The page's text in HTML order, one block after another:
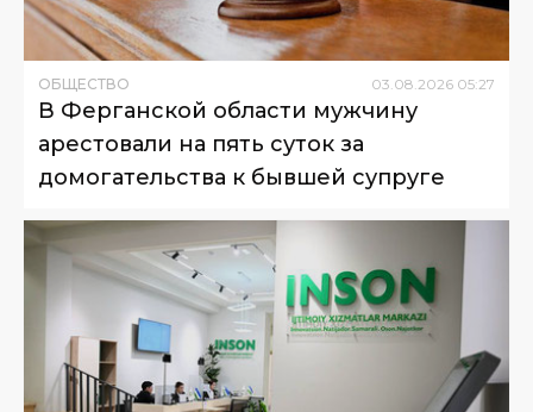
ОБЩЕСТВО 03.08.2026 05:27
В Ферганской области мужчину
арестовали на пять суток за
домогательства к бывшей супруге